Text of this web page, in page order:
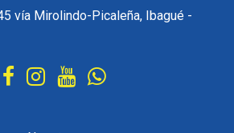
vía Mirolindo-Picaleña, Ibagué -